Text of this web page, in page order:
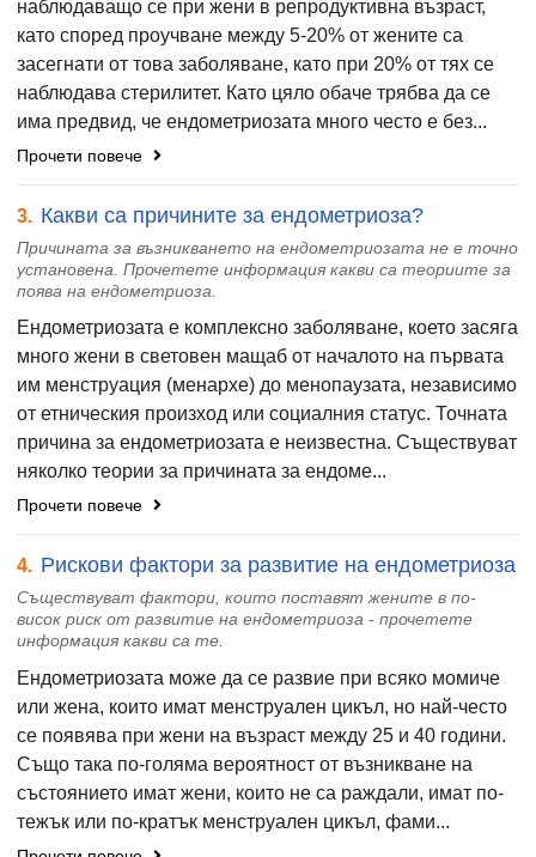
наблюдаващо се при жени в репродуктивна възраст,
като според проучване между 5-20% от жените са
засегнати от това заболяване, като при 20% от тях се
наблюдава стерилитет. Като цяло обаче трябва да се
има предвид, че ендометриозата много често е без...
Прочети повече
3. Какви са причините за ендометриоза?
Причината за възникването на ендометриозата не е точно
установена. Прочетете информация какви са теориите за
поява на ендометриоза.
Ендометриозата е комплексно заболяване, което засяга
много жени в световен мащаб от началото на първата
им менструация (менархе) до менопаузата, независимо
от етническия произход или социалния статус. Точната
причина за ендометриозата е неизвестна. Съществуват
няколко теории за причината за ендоме...
Прочети повече
4. Рискови фактори за развитие на ендометриоза
Съществуват фактори, които поставят жените в по-
висок риск от развитие на ендометриоза - прочетете
информация какви са те.
Ендометриозата може да се развие при всяко момиче
или жена, които имат менструален цикъл, но най-често
се появява при жени на възраст между 25 и 40 години.
Също така по-голяма вероятност от възникване на
състоянието имат жени, които не са раждали, имат по-
тежък или по-кратък менструален цикъл, фами...